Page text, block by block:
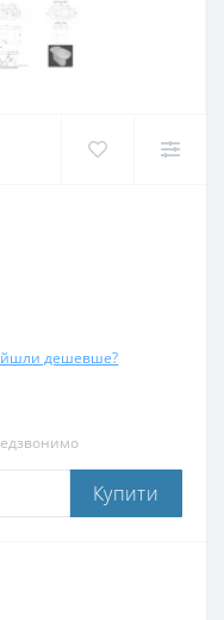
дешевше?
Купити